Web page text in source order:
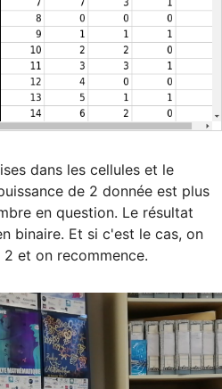
dans les cellules et le
de 2 donnée est plus
en question. Le résultat
binaire. Et si c'est le cas, on
et on recommence.